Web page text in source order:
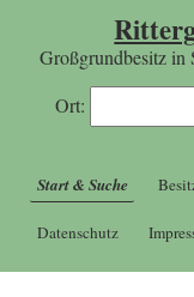
Großgrundbesitz in
Ort:
Start & Suche
Datenschutz